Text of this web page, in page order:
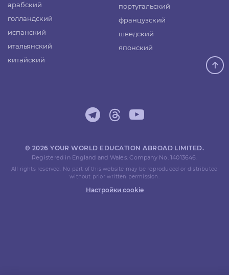
арабский
голландский
испанский
итальянский
китайский
португальский
французский
шведский
японский
© 2026 YOUR WORLD EDUCATION ABROAD LIMITED.
Registered in England and Wales. Company No. 14013646.
All rights reserved. No part of this website may be reproduced or distributed
without prior written permission.
Настройки cookie